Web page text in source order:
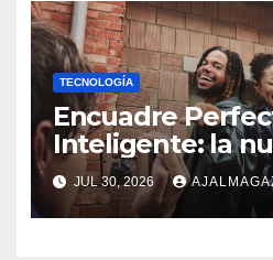
TECNOLOGÍA
Encuadre
Inteligente: la
generación de
móvil
JUL 30, 2026